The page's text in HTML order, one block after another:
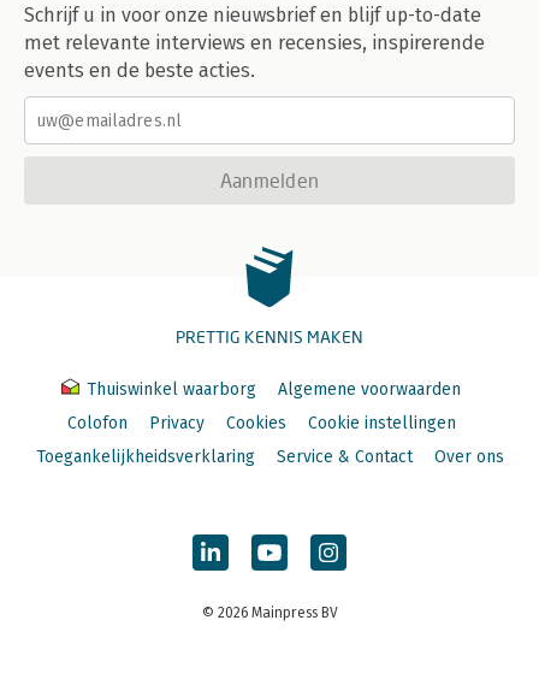
Schrijf u in voor onze nieuwsbrief en blijf up-to-date
met relevante interviews en recensies, inspirerende
events en de beste acties.
Aanmelden
PRETTIG KENNIS MAKEN
Thuiswinkel waarborg
Algemene voorwaarden
Colofon
Privacy Cookies
Cookie instellingen
Toegankelijkheidsverklaring
Service & Contact Over ons
© 2026 Mainpress BV